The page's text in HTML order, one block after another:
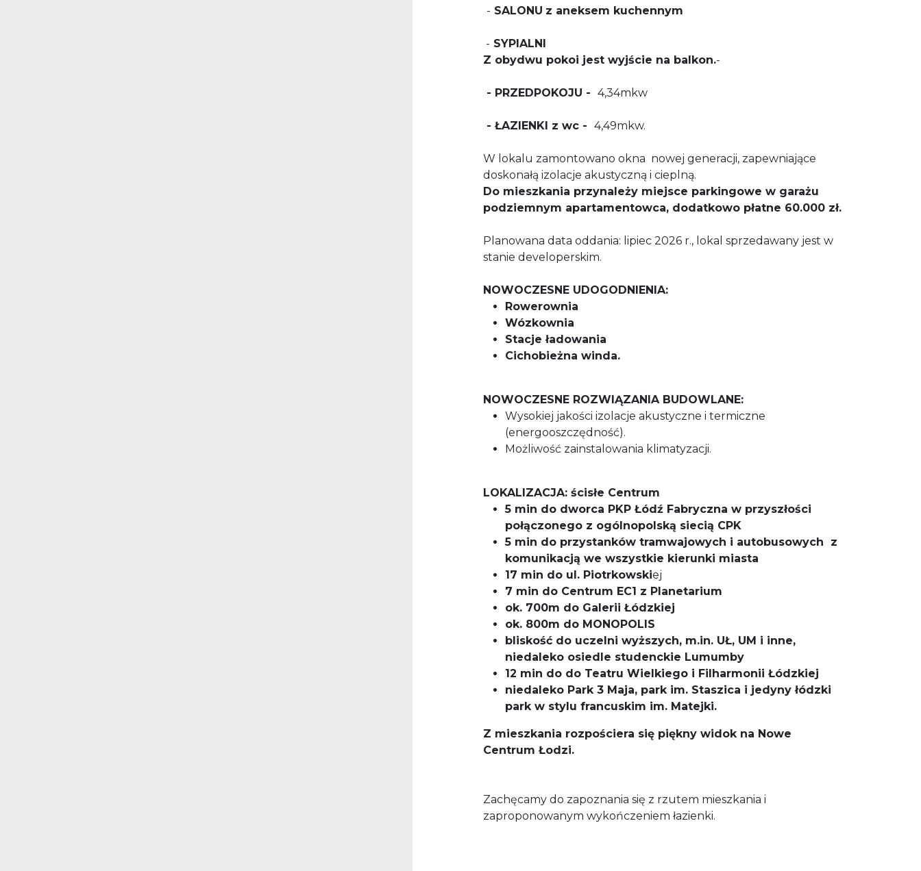
- SALON U z aneksem kuchennym
- SYPIALNI
Z obydwu pokoi jest wyjście na balkon.-
- PRZEDPOKOJU - 4,34mkw
- ŁAZIENKI z wc - 4,49mkw.
W lokalu zamontowano okna nowej generacji, zapewniające
doskonałą izolacje akustyczną i cieplną.
Do mieszkania przynależy miejsce parkingowe w garażu
podziemnym apartamentowca, dodatkowo płatne 60.000 zł.
Planowana data oddania: lipiec 2026 r., lokal sprzedawany jest w
stanie developerskim.
NOWOCZESNE UDOGODNIENIA:
Rowerownia
Wózkownia
Stacje ładowania
Cichobieżna winda.
NOWOCZESNE ROZWIĄZANIA BUDOWLANE:
Wysokiej jakości izolacje akustyczne i termiczne
(energooszczędność).
Możliwość zainstalowania klimatyzacji.
LOKALIZACJA: ścisłe Centrum
5 min do dworca PKP Łódź Fabryczna w przyszłości
połączonego z ogólnopolską siecią CPK
5 min do przystanków tramwajowych i autobusowych z
komunikacją we wszystkie kierunki miasta
17 min do ul. Piotrkowskiej
7 min do Centrum EC1 z Planetarium
ok. 700m do Galerii Łódzkiej
ok. 800m do MONOPOLIS
bliskość do uczelni wyższych, m.in. UŁ, UM i inne,
niedaleko osiedle studenckie Lumumby
12 min do do Teatru Wielkiego i Filharmonii Łódzkiej
niedaleko Park 3 Maja, park im. Staszica i jedyny łódzki
park w stylu francuskim im. Matejki.
Z mieszkania rozpościera się piękny widok na Nowe
Centrum Łodzi.
Zachęcamy do zapoznania się z rzutem mieszkania i
zaproponowanym wykończeniem łazienki.